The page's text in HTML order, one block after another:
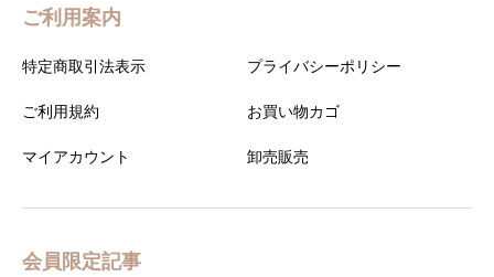
ご利用案内
特定商取引法表示 プライバシーポリシー
ご利用規約 お買い物カゴ
マイアカウント 卸売販売
会員限定記事